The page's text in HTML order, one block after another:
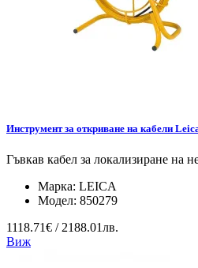
Инструмент за откриване на кабели
Гъвкав кабел за локализиране на
Марка: LEICA
Модел: 850279
1118.71€ / 2188.01лв.
Виж